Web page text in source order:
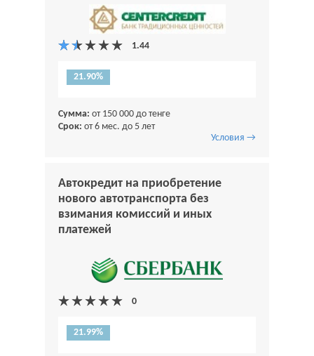
21.90%
Сумма: от 150 000 до тенге
Срок: от 6 мес. до 5 лет
Условия →
Автокредит на приобретение
нового автотранспорта без
взимания комиссий и иных
платежей
21.99%